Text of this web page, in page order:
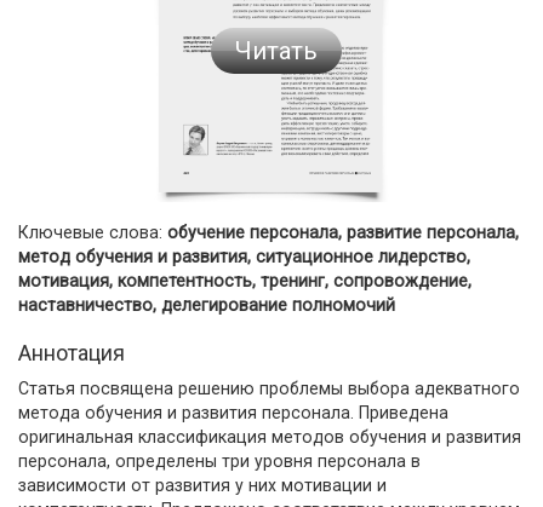
Читать
Ключевые слова: обучение персонала, развитие персонала,
метод обучения и развития, ситуационное лидерство,
мотивация, компетентность, тренинг, сопровождение,
наставничество, делегирование полномочий
Аннотация
Статья посвящена решению проблемы выбора адекватного
метода обучения и развития персонала. Приведена
оригинальная классификация методов обучения и развития
персонала, определены три уровня персонала в
зависимости от развития у них мотивации и